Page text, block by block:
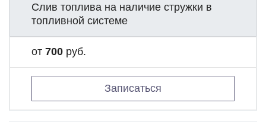
Слив топлива на наличие стружки в
топливной системе
от 700 руб.
Записаться